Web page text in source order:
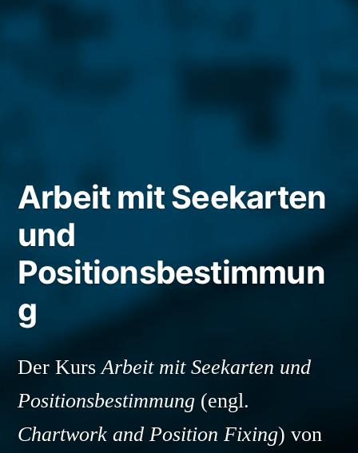
Arbeit mit Seekarten
und
Positionsbestimmun
g
Der KursArbeit mit Seekarten und
Positionsbestimmung (engl.
Chartwork and Position Fixing) von